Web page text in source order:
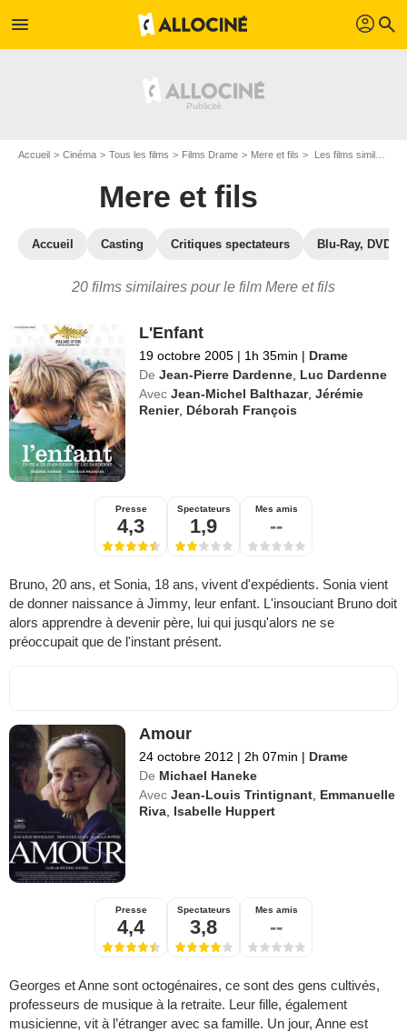
menu profil search
Accueil Cinéma Tous les films Films Drame Mere et fils Les films similaires à "Mere et fils"
Mere et fils
Accueil Casting Critiques spectateurs Blu-Ray, DVD
20 films similaires pour le film Mere et fils
L'Enfant
19 octobre 2005 | 1h 35min | Drame
De Jean-Pierre Dardenne Luc Dardenne
Avec Jean-Michel Balthazar,Jérémie
Renier, Déborah François
Presse
4,3
Spectateurs
1,9
Mes amis
--
Bruno, 20 ans, et Sonia, 18 ans, vivent d'expédients. Sonia vient
de donner naissance à Jimmy, leur enfant. L'insouciant Bruno doit
alors apprendre à devenir père, lui qui jusqu'alors ne se
préoccupait que de l'instant présent.
Amour
24 octobre 2012 | 2h 07min | Drame
De Michael Haneke
Avec Jean-Louis Trintignant Emmanuelle
Riva Isabelle Huppert
Presse
4,4
Spectateurs
3,8
Mes amis
--
Georges et Anne sont octogénaires, ce sont des gens cultivés,
professeurs de musique à la retraite. Leur fille, également
musicienne, vit à l’étranger avec sa famille. Un jour, Anne est